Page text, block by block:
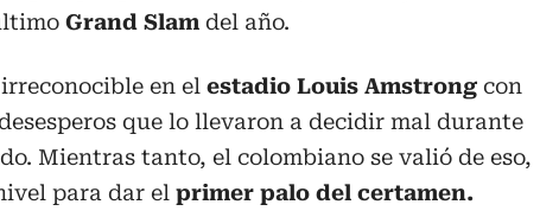
Grand Slam del año.
en el estadio Louis Amstrong con
que lo llevaron a decidir mal durante
Mientras tanto, el colombiano se valió de eso,
para dar el primer palo del certamen.